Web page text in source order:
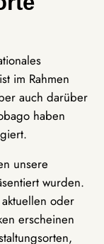
im Rahmen
auch darüber
haben
unsere
wurden.
oder
erscheinen